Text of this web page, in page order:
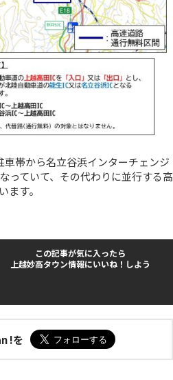
帯から名立谷浜インターチェンジ
っていて、その代わりに並行する高
ます。
この記事が気に入ったら
上越妙高タウン情報にいいね！しよう
!を